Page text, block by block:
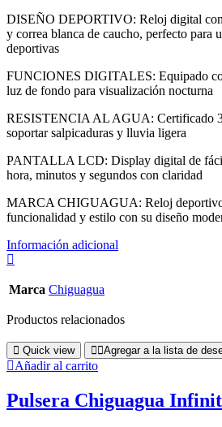
DISEÑO DEPORTIVO: Reloj digital con
y correa blanca de caucho, perfecto para
deportivas
FUNCIONES DIGITALES: Equipado
luz de fondo para visualización nocturna
RESISTENCIA AL AGUA: Certificado
soportar salpicaduras y lluvia ligera
PANTALLA LCD: Display digital de
hora, minutos y segundos con claridad
MARCA CHIGUAGUA: Reloj
funcionalidad y estilo con su diseño
Información adicional
Marca Chiguagua
Productos relacionados
Quick view Agregar a la lista de
Añadir al carrito
Pulsera Chiguagua